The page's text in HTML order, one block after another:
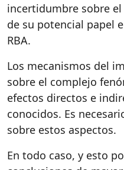
incertidumbre sobre
de su potencial papel
RBA.
Los mecanismos del
sobre el complejo
efectos directos e
conocidos. Es
sobre estos aspectos.
En todo caso, y esto